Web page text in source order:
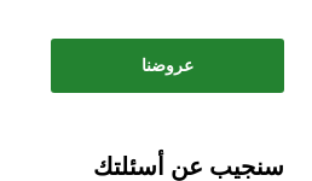
عروضنا
سنجيب عن أسئلتك